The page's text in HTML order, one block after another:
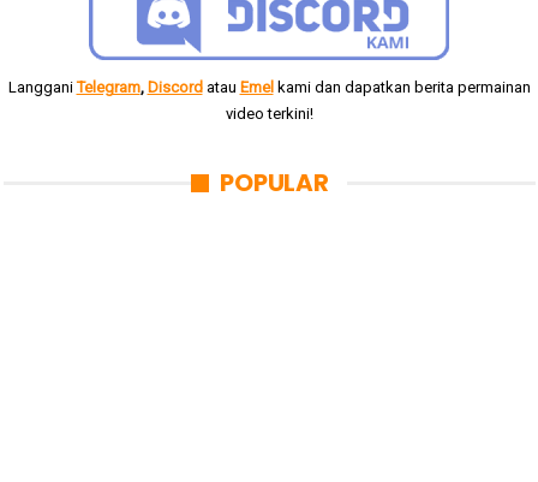
LangganiTelegram, Discordatau Emel kami dan dapatkan berita permainan
video terkini!
POPULAR